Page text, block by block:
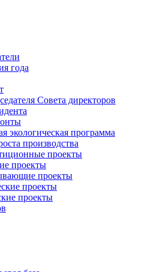
года
Совета директоров
экологическая программа
производства
проекты
проекты
проекты
проекты
проекты